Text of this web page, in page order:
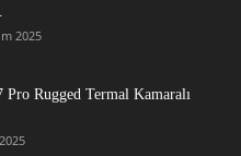
2025
Pro Rugged Termal Kamaralı